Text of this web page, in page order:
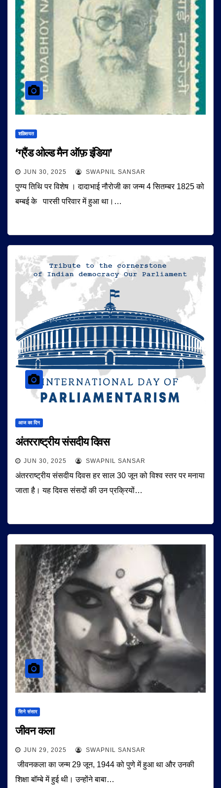
शख़्सियत
‘ग्रैंड ओल्ड मैन ऑफ़ इंडिया’
JUN 30, 2025 SWAPNIL SANSAR
पुण्य तिथि पर विशेष । दादाभाई नौरोजी का जन्म 4 सितम्बर 1825 को
बम्बई के पारसी परिवार में हुआ था।…
आज का दिन
अंतरराष्ट्रीय संसदीय दिवस
JUN 30, 2025 SWAPNIL SANSAR
अंतरराष्ट्रीय संसदीय दिवस हर साल 30 जून को विश्व स्तर पर मनाया
जाता है। यह दिवस संसदों की उन प्रक्रियों…
सिने संसार
जीवन कला
JUN 29, 2025 SWAPNIL SANSAR
जीवनकला का जन्म 29 जून, 1944 को पुणे में हुआ था और उनकी
शिक्षा बॉम्बे में हुई थी। उन्होंने बाबा…